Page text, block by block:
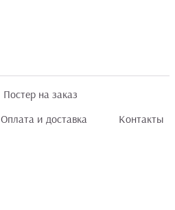
Постер на заказ
Оплата и доставка
Контакты